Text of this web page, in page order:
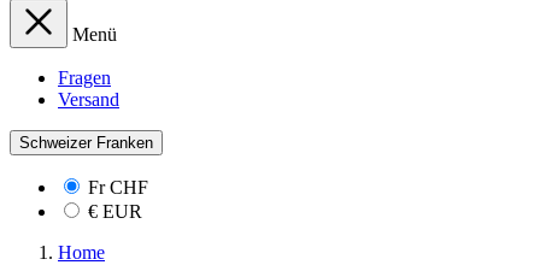
Menü
Fragen
Versand
Schweizer Franken
FrCHF
€ EUR
Home